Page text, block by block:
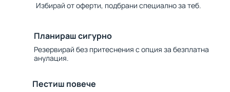
Избирай от оферти, подбрани специално за теб.
Планираш сигурно
Резервирай без притеснения с опция за безплатна
анулация.
Пестиш повече